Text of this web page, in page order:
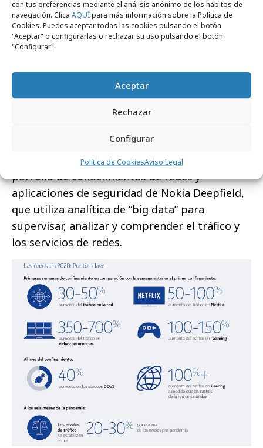
con tus preferencias mediante el análisis anónimo de los hábitos de
navegación. Clica AQUÍpara más información sobre la Política de
Cookies. Puedes aceptar todas las cookies pulsando el botón
"Aceptar" o configurarlas o rechazar su uso pulsando el botón
"Configurar".
Aceptar
Rechazar
Configurar
Política de CookiesAviso Legal
servicios es crucial. La detección ágil y
efectiva de DDoS y la mitigación
automatizada se están convirtiendo en
mecanismos fundamentales para
proteger las infraestructuras y servicios
de los proveedores de servicios.
Los datos del informe se recopilaron de
Europa y América del Norte, desde febrero a
septiembre de 2020, mediante el uso del
porfolio de conocimientos de redes y
aplicaciones de seguridad de Nokia Deepfield,
que utiliza analítica de “big data” para
supervisar, analizar y comprender el tráfico y
los servicios de redes.